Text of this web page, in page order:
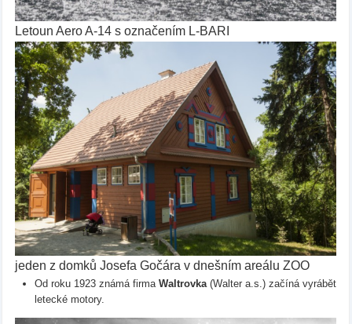
Letoun Aero A-14 s označením L-BARI
jeden z domků Josefa Gočára v dnešním areálu ZOO
Od roku 1923 známá firma Waltrovka(Walter a.s.) začíná vyrábět
letecké motory.